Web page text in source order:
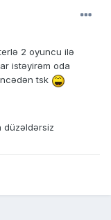
2 oyuncu ilə
istəyirəm oda
tsk
düzəldərsiz